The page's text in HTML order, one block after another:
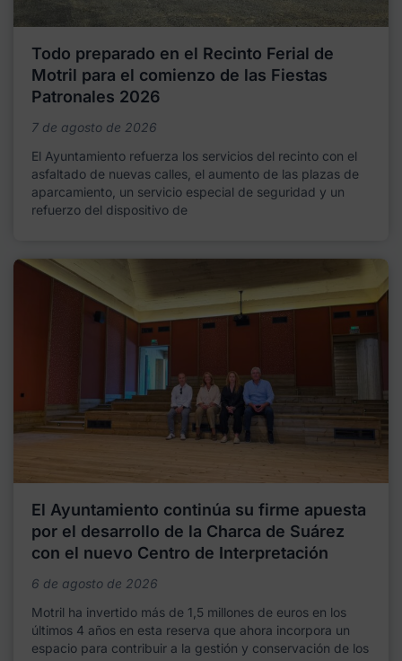
Todo preparado en el Recinto Ferial de
Motril para el comienzo de las Fiestas
Patronales 2026
7 de agosto de 2026
El Ayuntamiento refuerza los servicios del recinto con el
asfaltado de nuevas calles, el aumento de las plazas de
aparcamiento, un servicio especial de seguridad y un
refuerzo del dispositivo de
El Ayuntamiento continúa su firme apuesta
por el desarrollo de la Charca de Suárez
con el nuevo Centro de Interpretación
6 de agosto de 2026
Motril ha invertido más de 1,5 millones de euros en los
últimos 4 años en esta reserva que ahora incorpora un
espacio para contribuir a la gestión y conservación de los